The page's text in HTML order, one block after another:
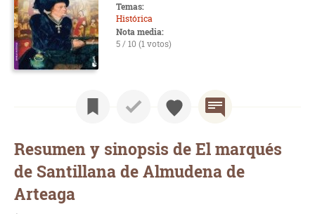
Temas:
Histórica
Nota media:
5 / 10 (1 votos)
Resumen y sinopsis de El marqués
de Santillana de Almudena de
Arteaga